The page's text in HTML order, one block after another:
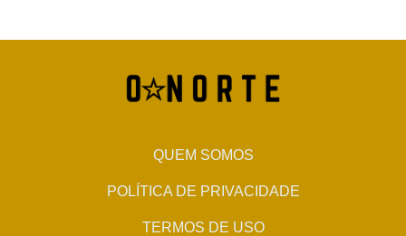
QUEM SOMOS
POLÍTICA DE PRIVACIDADE
TERMOS DE USO